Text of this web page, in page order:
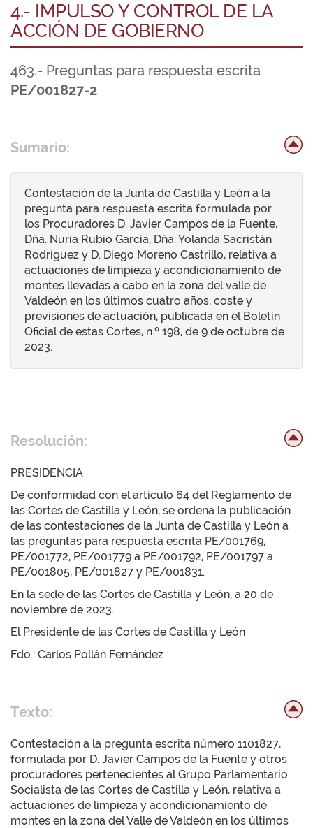
4.- IMPULSO Y CONTROL DE LA
ACCIÓN DE GOBIERNO
463.- Preguntas para respuesta escrita
PE/001827-2
Sumario:
Contestación de la Junta de Castilla y León a la
pregunta para respuesta escrita formulada por
los Procuradores D. Javier Campos de la Fuente,
Dña. Nuria Rubio García, Dña. Yolanda Sacristán
Rodríguez y D. Diego Moreno Castrillo, relativa a
actuaciones de limpieza y acondicionamiento de
montes llevadas a cabo en la zona del valle de
Valdeón en los últimos cuatro años, coste y
previsiones de actuación, publicada en el Boletín
Oficial de estas Cortes, n.º 198, de 9 de octubre de
2023.
Resolución:
PRESIDENCIA
De conformidad con el artículo 64 del Reglamento de
las Cortes de Castilla y León, se ordena la publicación
de las contestaciones de la Junta de Castilla y León a
las preguntas para respuesta escrita PE/001769,
PE/001772, PE/001779 a PE/001792, PE/001797 a
PE/001805, PE/001827 y PE/001831.
En la sede de las Cortes de Castilla y León, a 20 de
noviembre de 2023.
El Presidente de las Cortes de Castilla y León
Fdo.: Carlos Pollán Fernández
Texto:
Contestación a la pregunta escrita número 1101827,
formulada por D. Javier Campos de la Fuente y otros
procuradores pertenecientes al Grupo Parlamentario
Socialista de las Cortes de Castilla y León, relativa a
actuaciones de limpieza y acondicionamiento de
montes en la zona del Valle de Valdeón en los últimos